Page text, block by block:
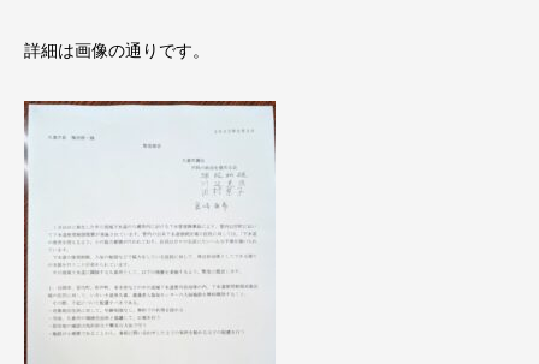
詳細は画像の通りです。